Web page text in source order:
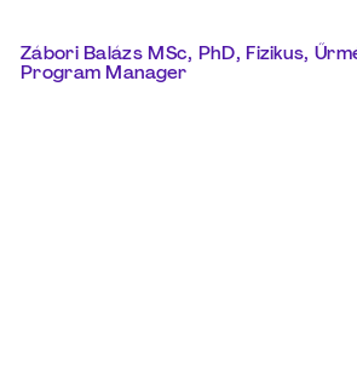
Zábori Balázs MSc, PhD, Fizikus,
Program Manager